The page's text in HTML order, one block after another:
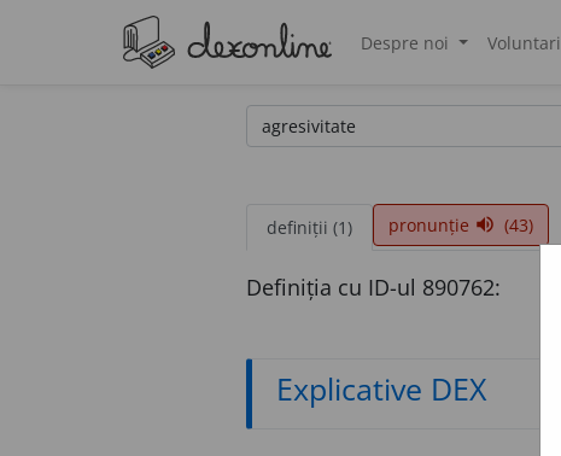
Despre noi Voluntari
definiții (1) pronunție volume_up (43)
Definiția cu ID-ul 890762:
Explicative DEX